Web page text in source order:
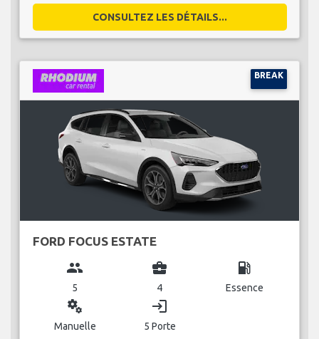
CONSULTEZ LES DÉTAILS...
BREAK
FORD FOCUS ESTATE
group
5
business_center
4
local_gas_station
Essence
miscellaneous_services
Manuelle
login
5 Porte